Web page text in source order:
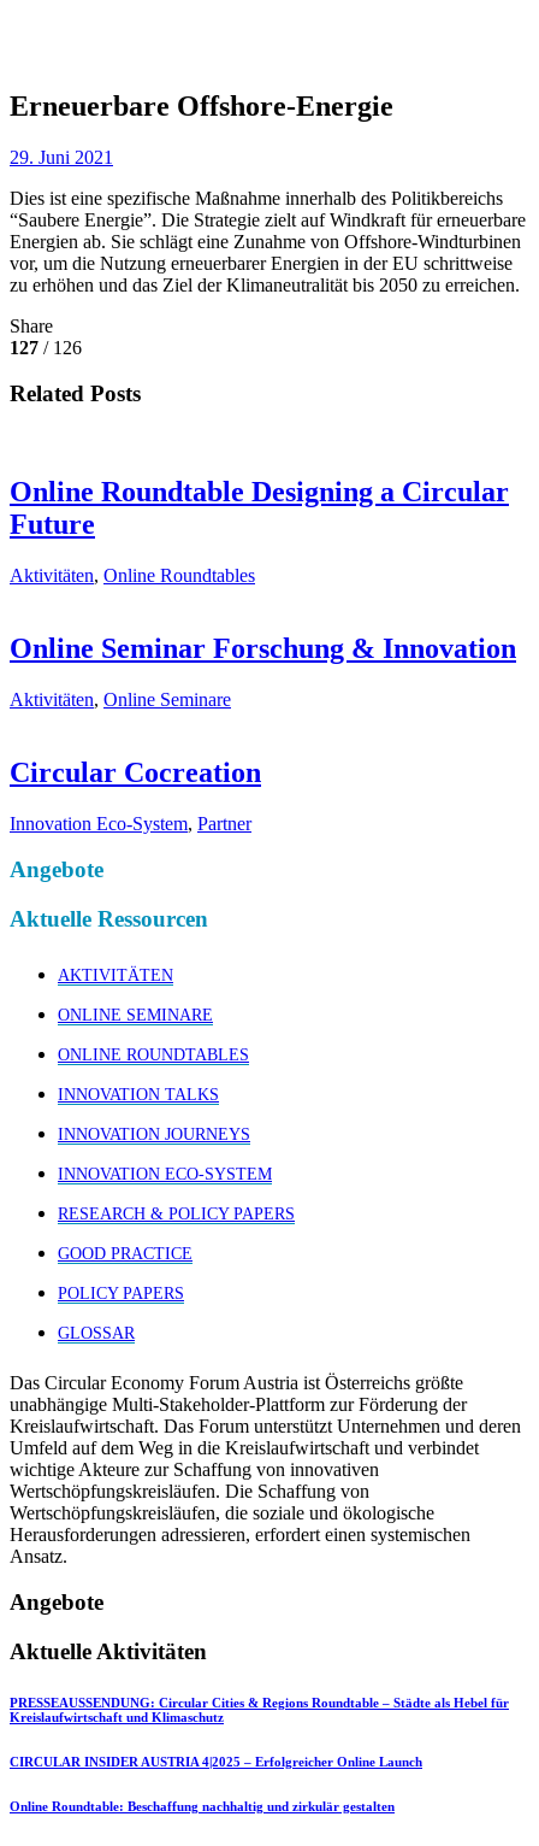
Erneuerbare Offshore-Energie
29. Juni 2021
Dies ist eine spezifische Maßnahme innerhalb des Politikbereichs
“Saubere Energie”. Die Strategie zielt auf Windkraft für erneuerbare
Energien ab. Sie schlägt eine Zunahme von Offshore-Windturbinen
vor, um die Nutzung erneuerbarer Energien in der EU schrittweise
zu erhöhen und das Ziel der Klimaneutralität bis 2050 zu erreichen.
Share
127 / 126
Related Posts
Online Roundtable Designing a Circular
Future
Aktivitäten, Online Roundtables
Online Seminar Forschung & Innovation
Aktivitäten, Online Seminare
Circular Cocreation
Innovation Eco-System, Partner
Angebote
Aktuelle Ressourcen
AKTIVITÄTEN
ONLINE SEMINARE
ONLINE ROUNDTABLES
INNOVATION TALKS
INNOVATION JOURNEYS
INNOVATION ECO-SYSTEM
RESEARCH & POLICY PAPERS
GOOD PRACTICE
POLICY PAPERS
GLOSSAR
Das Circular Economy Forum Austria ist Österreichs größte
unabhängige Multi-Stakeholder-Plattform zur Förderung der
Kreislaufwirtschaft. Das Forum unterstützt Unternehmen und deren
Umfeld auf dem Weg in die Kreislaufwirtschaft und verbindet
wichtige Akteure zur Schaffung von innovativen
Wertschöpfungskreisläufen. Die Schaffung von
Wertschöpfungskreisläufen, die soziale und ökologische
Herausforderungen adressieren, erfordert einen systemischen
Ansatz.
Angebote
Aktuelle Aktivitäten
PRESSEAUSSENDUNG: Circular Cities & Regions Roundtable – Städte als Hebel für
Kreislaufwirtschaft und Klimaschutz
CIRCULAR INSIDER AUSTRIA 4|2025 – Erfolgreicher Online Launch
Online Roundtable: Beschaffung nachhaltig und zirkulär gestalten